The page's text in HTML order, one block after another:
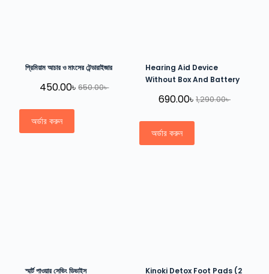
প্রিমিয়াম আচার ও মাংসের টেন্ডারাইজার
650.00৳
450.00৳
অর্ডার করুন
Hearing Aid Device
Without Box And Battery
1,290.00৳
690.00৳
অর্ডার করুন
স্মার্ট পাওয়ার সেভিং ডিভাইস
Kinoki Detox Foot Pads (2